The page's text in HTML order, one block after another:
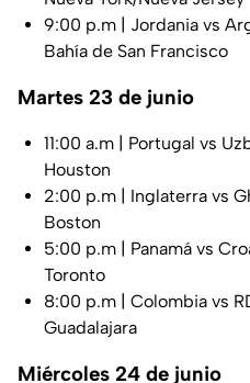
9:00 p.m | Jordania vs
Bahía de San Francisco
Martes 23 de junio
11:00 a.m | Portugal vs
Houston
2:00 p.m | Inglaterra vs
Boston
5:00 p.m | Panamá vs
Toronto
8:00 p.m | Colombia vs
Guadalajara
Miércoles 24 de junio